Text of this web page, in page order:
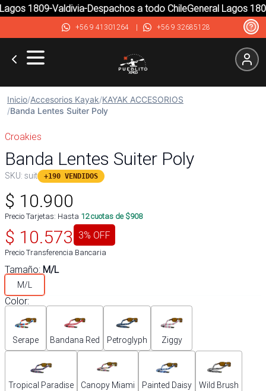
1809-Valdivia-Despachos a todo ChileGeneral Lagos
+56 9 41301264| +56 9 32685128
Inicio/Accesorios Kayak/KAYAK ACCESORIOS
/Banda Lentes Suiter Poly
Croakies
Banda Lentes Suiter Poly
SKU: suit +190 VENDIDOS
$ 10.900
Precio Tarjetas: Hasta 12cuotas de $908
$ 10.573 3% OFF
Precio Transferencia Bancaria
Tamaño: M/L
M/L
Color:
Serape Bandana Red Petroglyph Ziggy
Tropical Paradise Canopy Miami Painted Daisy Wild Brush